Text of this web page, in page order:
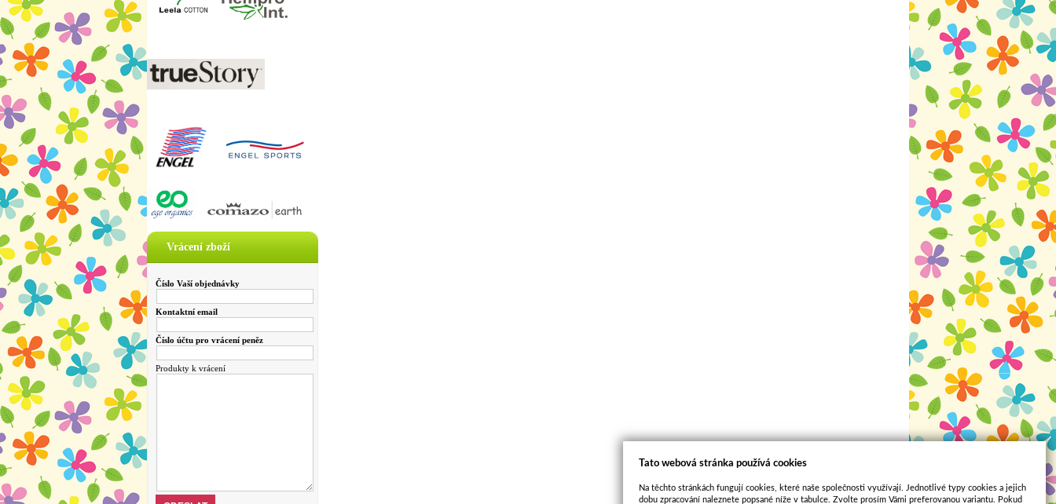
Vrácení zboží
Číslo Vaší objednávky
Kontaktní email
Číslo účtu pro vrácení peněz
Produkty k vrácení
Tato webová stránka používá cookies
Na těchto stránkách fungují cookies, které naše společnosti využívají. Jednotlivé typy cookies a jejich
dobu zpracování naleznete popsané níže v tabulce. Zvolte prosím Vámi preferovanou variantu. Pokud